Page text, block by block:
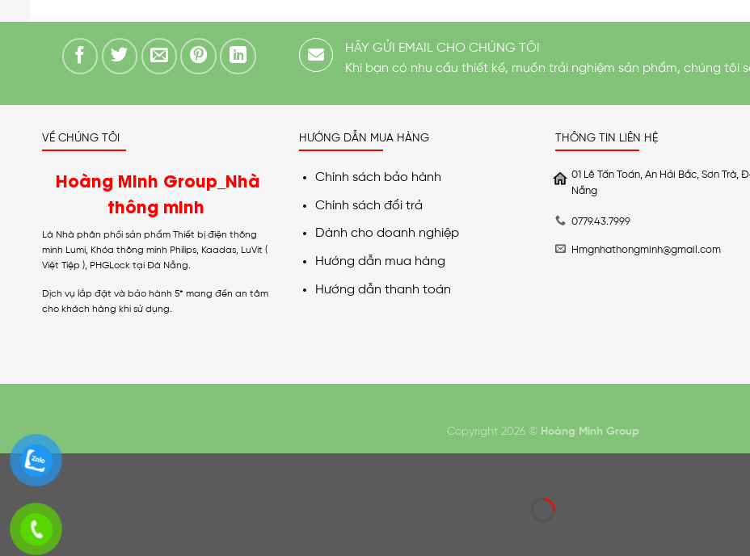
HÃY GỬI EMAIL CHO CHÚNG TÔI
Khi bạn có nhu cầu thiết kế, muốn trải nghiệm sản phẩm, chúng tôi
VỀ CHÚNG TÔI
Hoàng Minh Group_Nhà
thông minh
Là Nhà phân phối sản phẩm Thiết bị điện thông
minh Lumi, Khóa thông minh Philips, Kaadas, LuVit (
Việt Tiệp ), PHGLock tại Đà Nẵng.
Dịch vụ lắp đặt và bảo hành 5* mang đến an tâm
cho khách hàng khi sử dụng.
HƯỚNG DẪN MUA HÀNG
Chính sách bảo hành
Chính sách đổi trả
Dành cho doanh nghiệp
Hướng dẫn mua hàng
Hướng dẫn thanh toán
THÔNG TIN LIÊN HỆ
01 Lê Tấn Toán, An Hải Bắc, Sơn Trà,
Nẵng
0779.43.7999
Hmgnhathongminh@gmail.com
Copyright 2026 © Hoàng Minh Group